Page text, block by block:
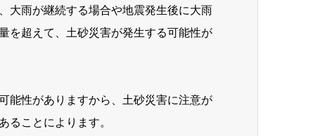
大雨が継続する場合や地震発生後に大雨
を超えて、土砂災害が発生する可能性が
能性がありますから、土砂災害に注意が
ることによります。